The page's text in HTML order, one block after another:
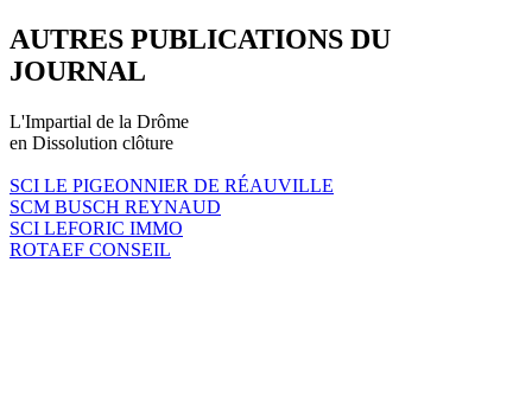
AUTRES PUBLICATIONS DU
JOURNAL
L'Impartial de la Drôme
en Dissolution clôture
SCI LE PIGEONNIER DE RÉAUVILLE
SCM BUSCH REYNAUD
SCI LEFORIC IMMO
ROTAEF CONSEIL